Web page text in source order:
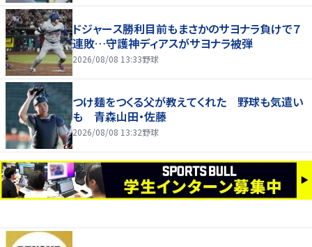
ドジャース勝利目前もまさかのサヨナラ負けで７
連敗…守護神ディアスがサヨナラ被弾
2026/08/08 13:33野球
つけ麺をつくる父が教えてくれた 野球も気遣い
も 青森山田・佐藤
2026/08/08 13:32野球